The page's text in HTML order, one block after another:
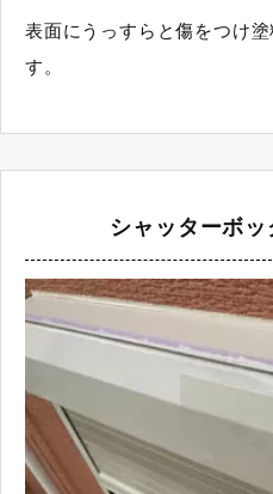
表面にうっすらと傷をつけ
す。
シャッターボ